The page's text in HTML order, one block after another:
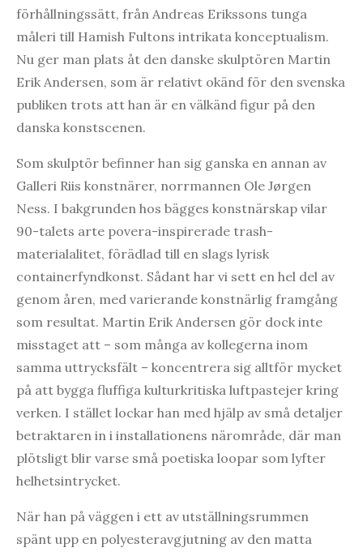
förhållningssätt, från Andreas Erikssons tunga
måleri till Hamish Fultons intrikata konceptualism.
Nu ger man plats åt den danske skulptören Martin
Erik Andersen, som är relativt okänd för den svenska
publiken trots att han är en välkänd figur på den
danska konstscenen.
Som skulptör befinner han sig ganska en annan av
Galleri Riis konstnärer, norrmannen Ole Jørgen
Ness. I bakgrunden hos bägges konstnärskap vilar
90-talets arte povera-inspirerade trash-
materialalitet, förädlad till en slags lyrisk
containerfyndkonst. Sådant har vi sett en hel del av
genom åren, med varierande konstnärlig framgång
som resultat. Martin Erik Andersen gör dock inte
misstaget att – som många av kollegerna inom
samma uttrycksfält – koncentrera sig alltför mycket
på att bygga fluffiga kulturkritiska luftpastejer kring
verken. I stället lockar han med hjälp av små detaljer
betraktaren in i installationens närområde, där man
plötsligt blir varse små poetiska loopar som lyfter
helhetsintrycket.
När han på väggen i ett av utställningsrummen
spänt upp en polyesteravgjutning av den matta